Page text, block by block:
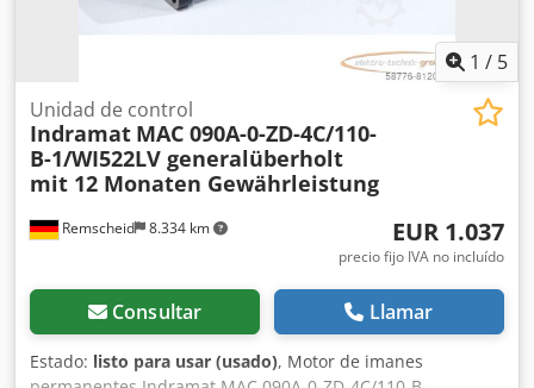
1 / 5
Remscheid 8.334 km
Unidad de control
Indramat MAC 090A-0-ZD-4C/110-
B-1/WI522LV generalüberholt
mit 12 Monaten Gewährleistung
EUR 1.037
precio fijo IVA no incluído
Consultar Llamar
Estado: listo para usar (usado), Motor de imanes